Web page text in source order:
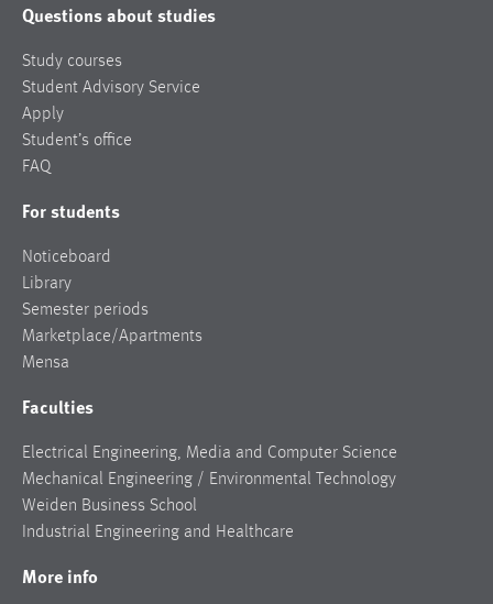
Questions about studies
Study courses
Student Advisory Service
Apply
Student’s office
FAQ
For students
Noticeboard
Library
Semester periods
Marketplace/Apartments
Mensa
Faculties
Electrical Engineering, Media and Computer Science
Mechanical Engineering / Environmental Technology
Weiden Business School
Industrial Engineering and Healthcare
More info